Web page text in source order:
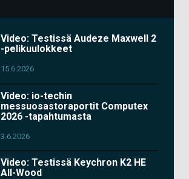
Video: Testissä Audeze Maxwell 2
-pelikuulokkeet
15.6.2026
Video: io-techin
messuosastoraportit Computex
2026 -tapahtumasta
3.6.2026
Video: Testissä Keychron K2 HE
All-Wood